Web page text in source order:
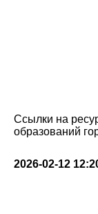
Ссылки на
образований
2026-02-12